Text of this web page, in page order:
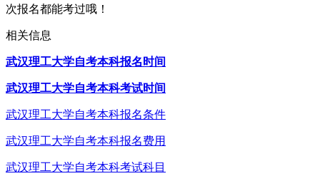
次报名都能考过哦！
相关信息
武汉理工大学自考本科报名时间
武汉理工大学自考本科考试时间
武汉理工大学自考本科报名条件
武汉理工大学自考本科报名费用
武汉理工大学自考本科考试科目